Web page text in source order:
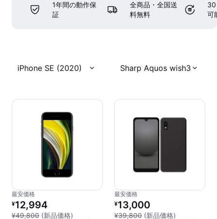
1年間の動作保
証
全商品・全国送
料無料
30
可
iPhone SE (2020) Sharp Aquos wish3
最安価格
リファービッシュ品の価格：
¥12,994
¥49,800 (新品価格) 新品との比較：¥49,800
最安価格
リファービッシュ品の価格：
¥13,000
¥39,800 (新品価格)